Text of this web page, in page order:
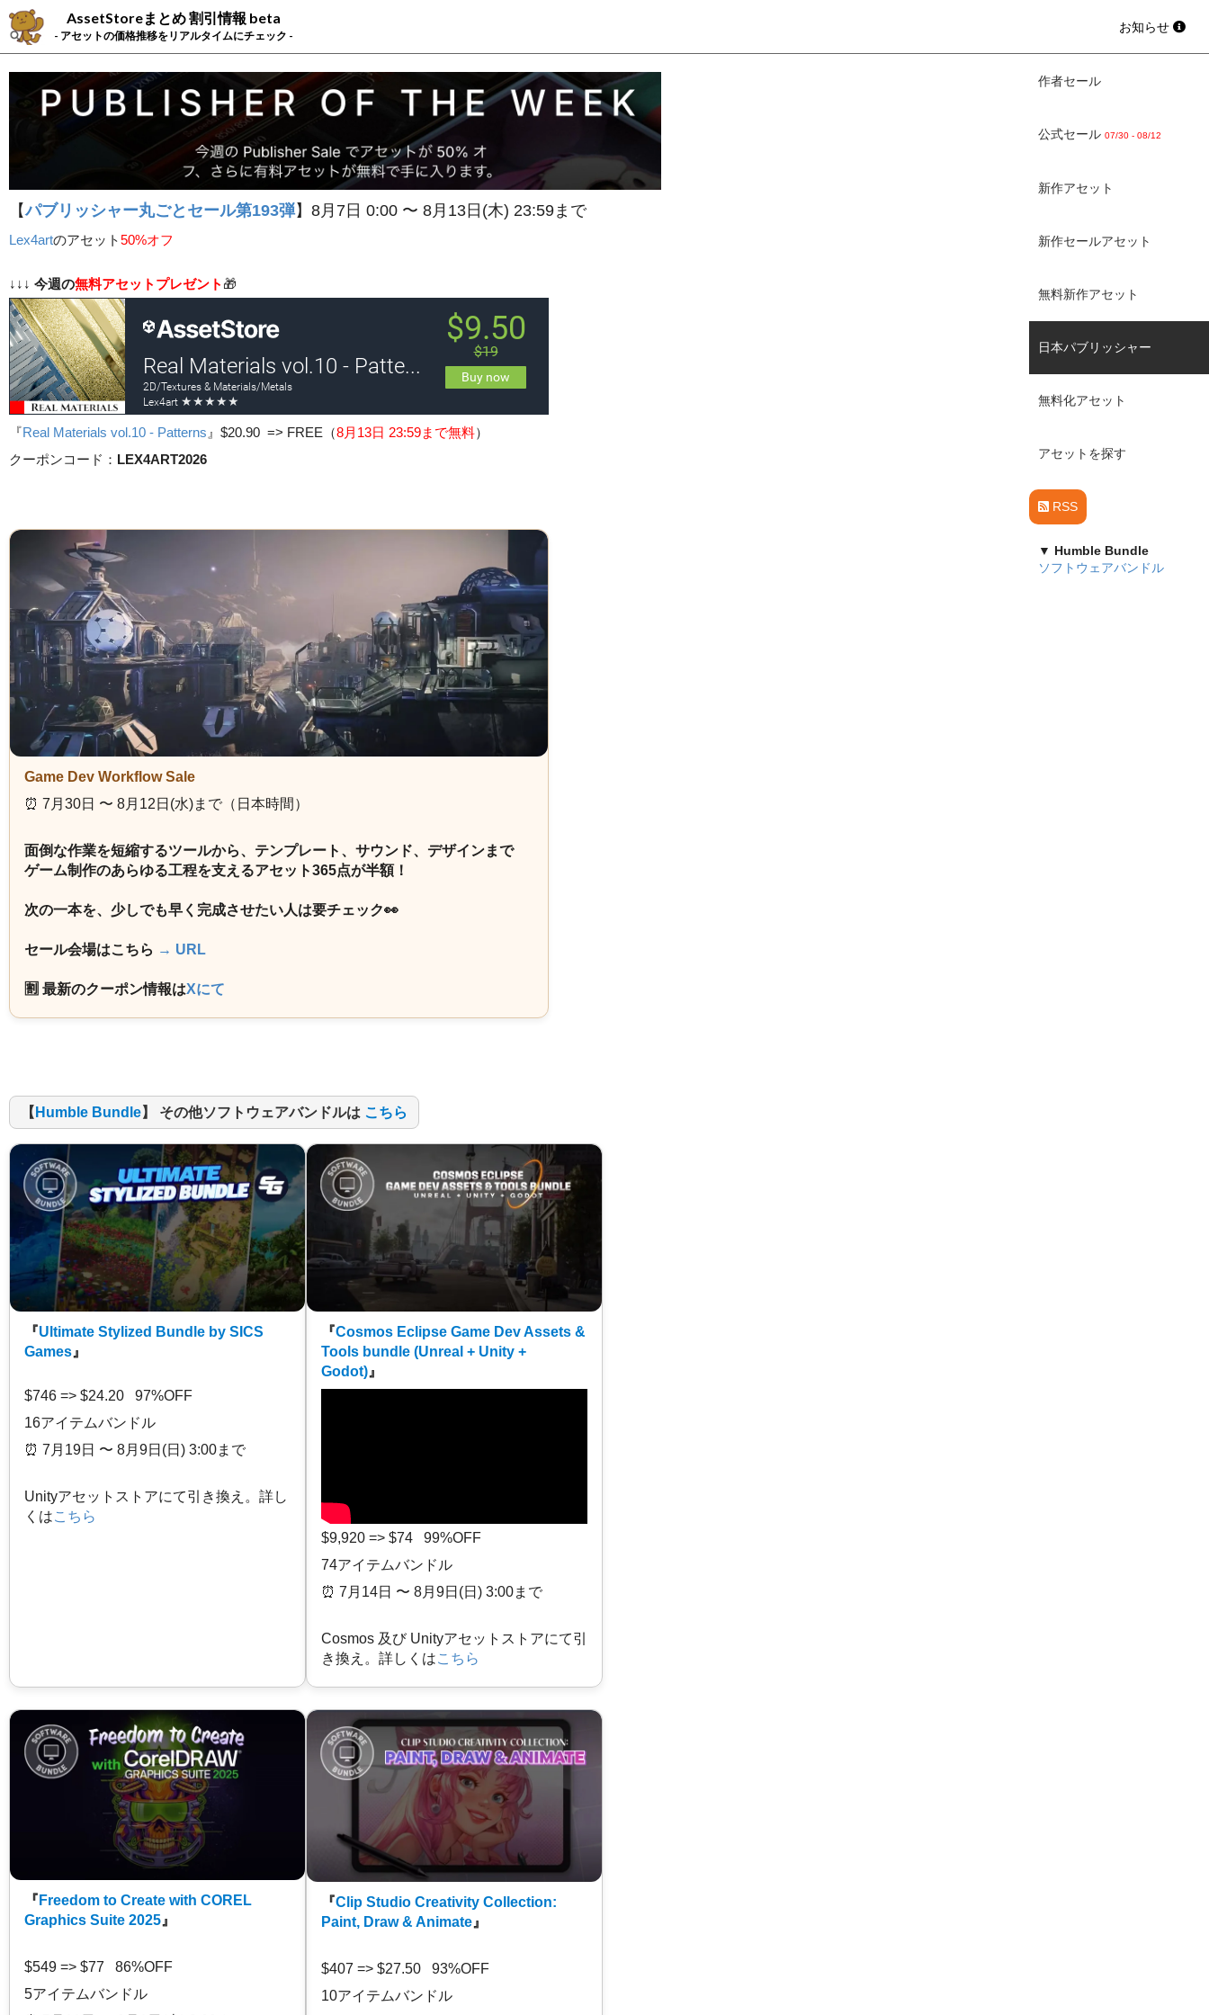
AssetStoreまとめ 割引情報 beta
- アセットの価格推移をリアルタイムにチェック -
お知らせ
【パブリッシャー丸ごとセール第193弾】8月7日 0:00 〜 8月13日(木) 23:59まで
Lex4artのアセット50%オフ
↓↓↓ 今週の無料アセットプレゼント 🎁
『Real Materials vol.10 - Patterns 』 $20.90 => FREE （8月13日 23:59まで無料）
クーポンコード： LEX4ART2026
Game Dev Workflow Sale
⏰️ 7月30日 〜 8月12日(水)まで（日本時間）
面倒な作業を短縮するツールから、テンプレート、サウンド、デザインまで
ゲーム制作のあらゆる工程を支えるアセット365点が半額！
次の一本を、少しでも早く完成させたい人は要チェック👀
セール会場はこちら → URL
🈹 最新のクーポン情報はXにて
【 Humble Bundle】 その他ソフトウェアバンドルは こちら
『Ultimate Stylized Bundle by SICS
Games』
$746 => $24.20 97%OFF
16アイテムバンドル
⏰️ 7月19日 〜 8月9日(日) 3:00まで
Unityアセットストアにて引き換え。詳し
くはこちら
『Cosmos Eclipse Game Dev Assets &
Tools bundle (Unreal + Unity +
Godot)』
$9,920 => $74 99%OFF
74アイテムバンドル
⏰️ 7月14日 〜 8月9日(日) 3:00まで
Cosmos 及び Unityアセットストアにて引
き換え。詳しくはこちら
『 Freedom to Create with COREL
Graphics Suite 2025 』
$549 => $77 86%OFF
5アイテムバンドル
『Clip Studio Creativity Collection:
Paint, Draw & Animate 』
$407 => $27.50 93%OFF
10アイテムバンドル
作者セール
公式セール 07/30 - 08/12
新作アセット
新作セールアセット
無料新作アセット
日本パブリッシャー
無料化アセット
アセットを探す
RSS
▼ Humble Bundle
ソフトウェアバンドル